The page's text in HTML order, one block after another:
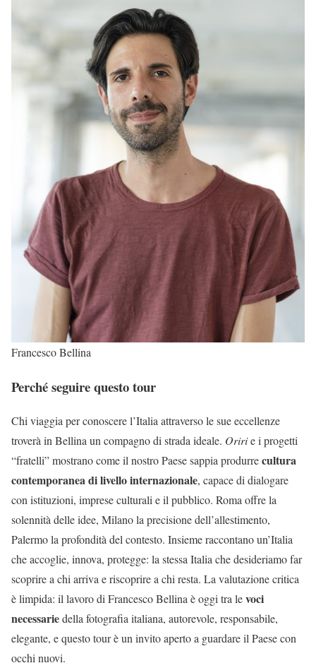
Francesco Bellina
Perché seguire questo tour
Chi viaggia per conoscere l’Italia attraverso le sue eccellenze
troverà in Bellina un compagno di strada ideale. Oririe i progetti
“fratelli” mostrano come il nostro Paese sappia produrrecultura
contemporanea di livello internazionale, capace di dialogare
con istituzioni, imprese culturali e il pubblico. Roma offre la
solennità delle idee, Milano la precisione dell’allestimento,
Palermo la profondità del contesto. Insieme raccontano un’Italia
che accoglie, innova, protegge: la stessa Italia che desideriamo far
scoprire a chi arriva e riscoprire a chi resta. La valutazione critica
è limpida: il lavoro di Francesco Bellina è oggi tra levoci
necessariedella fotografia italiana, autorevole, responsabile,
elegante, e questo tour è un invito aperto a guardare il Paese con
occhi nuovi.